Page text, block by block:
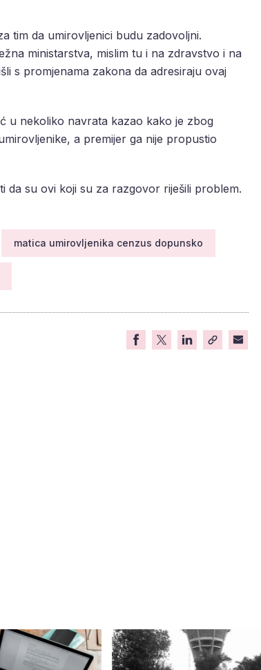
tim da umirovljenici budu zadovoljni.
ministarstva, mislim tu i na zdravstvo i na
s promjenama zakona da adresiraju ovaj
u nekoliko navrata kazao kako je zbog
a premijer ga nije propustio
da su ovi koji su za razgovor riješili problem.
matica umirovljenika cenzus dopunsko